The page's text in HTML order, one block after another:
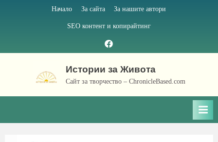
Начало За сайта За нашите автори
SEO контент и копирайтинг
Facebook
page
Истории за Живота
Сайт за творчество – ChronicleBased.com